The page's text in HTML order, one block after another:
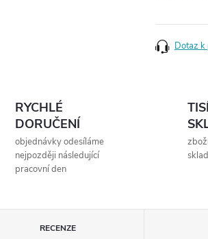
cena:
Dotaz
RYCHLÉ
DORUČENÍ
objednávky odesíláme
nejpozději následující
pracovní den
RECENZE